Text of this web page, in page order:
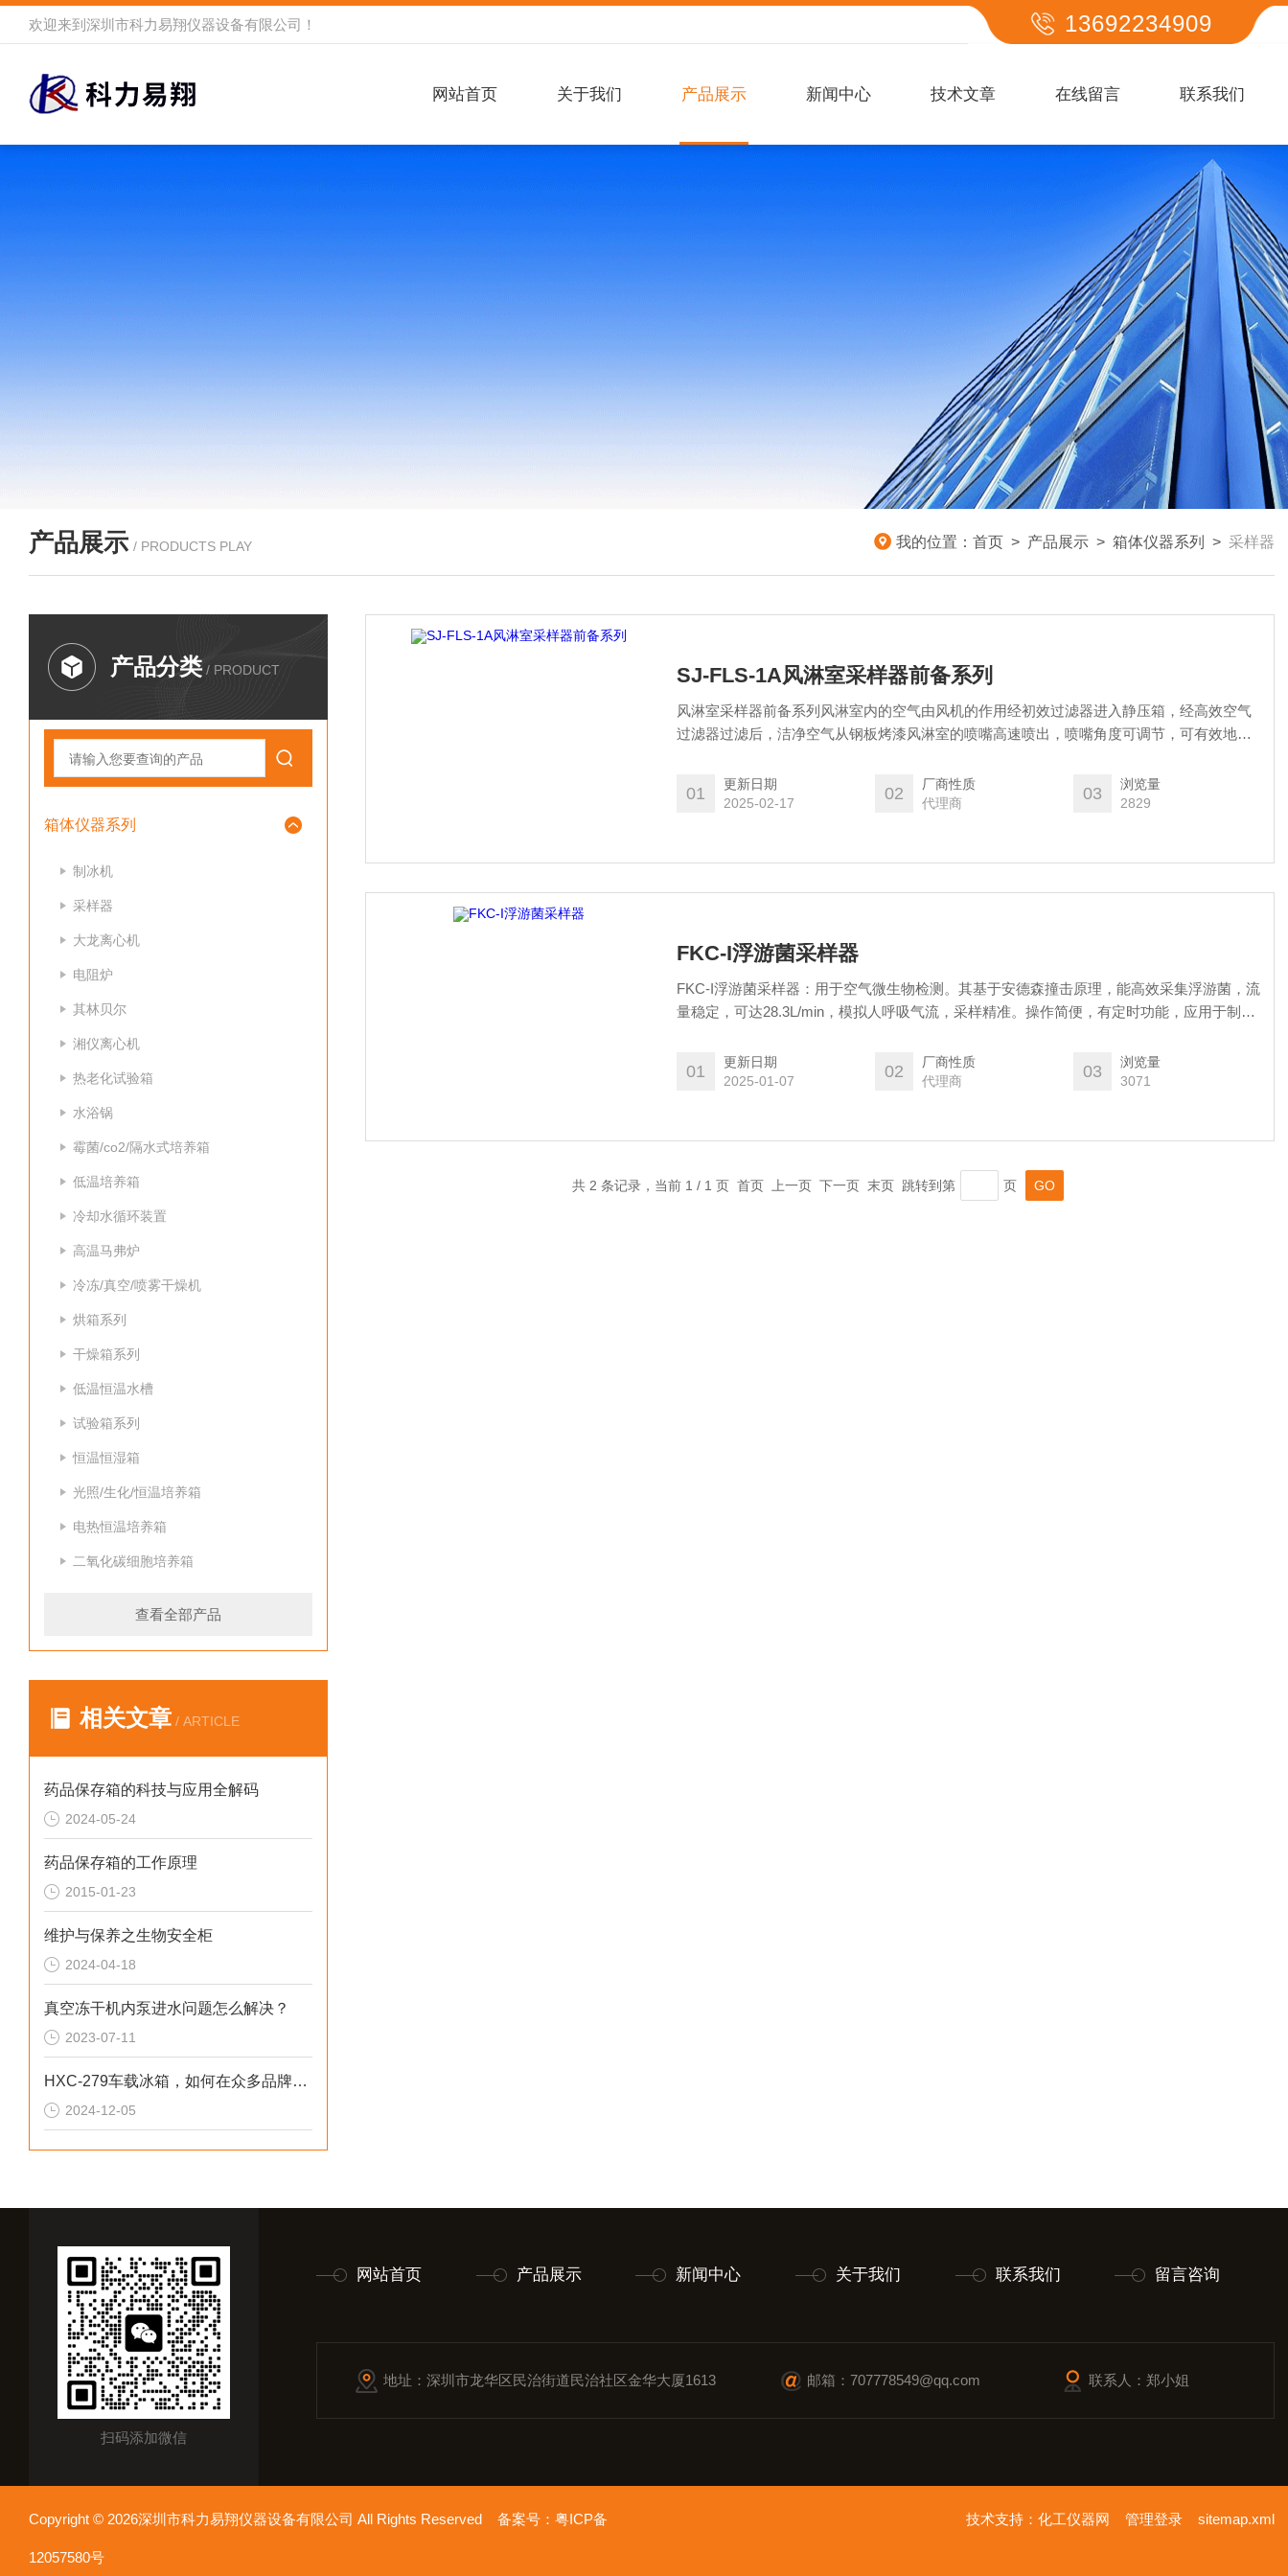
欢迎来到 深圳市科力易翔仪器设备有限公司 ！ 13692234909
网站首页 关于我们 产品展示 新闻中心 技术文章 在线留言 联系我们
产品展示 / PRODUCTS PLAY 我的位置： 首页 > 产品展示 > 箱体仪器系列 > 采样器
产品分类 / PRODUCT
箱体仪器系列
制冰机
采样器
大龙离心机
电阻炉
其林贝尔
湘仪离心机
热老化试验箱
水浴锅
霉菌/co2/隔水式培养箱
低温培养箱
冷却水循环装置
高温马弗炉
冷冻/真空/喷雾干燥机
烘箱系列
干燥箱系列
低温恒温水槽
试验箱系列
恒温恒湿箱
光照/生化/恒温培养箱
电热恒温培养箱
二氧化碳细胞培养箱
查看全部产品
相关文章 / ARTICLE
药品保存箱的科技与应用全解码
2024-05-24
药品保存箱的工作原理
2015-01-23
维护与保养之生物安全柜
2024-04-18
真空冻干机内泵进水问题怎么解决？
2023-07-11
HXC-279车载冰箱，如何在众多品牌中脱颖而出？
2024-12-05
SJ-FLS-1A风淋室采样器前备系列
风淋室采样器前备系列风淋室内的空气由风机的作用经初效过滤器进入静压箱，经高效空气
过滤器过滤后，洁净空气从钢板烤漆风淋室的喷嘴高速喷出，喷嘴角度可调节，可有效地吹
到风淋的目的。
01
更新日期
2025-02-17
02
厂商性质
代理商
03
浏览量
2829
FKC-I浮游菌采样器
FKC-I浮游菌采样器：用于空气微生物检测。其基于安德森撞击原理，能高效采集浮游菌，流
量稳定，可达28.3L/min，模拟人呼吸气流，采样精准。操作简便，有定时功能，应用于制
01
更新日期
2025-01-07
02
厂商性质
代理商
03
浏览量
3071
共 2 条记录，当前 1 / 1 页 首页 上一页 下一页 末页 跳转到第 页
扫码添加微信
网站首页 产品展示 新闻中心 关于我们 联系我们 留言咨询
地址：深圳市龙华区民治街道民治社区金华大厦1613 邮箱：707778549@qq.com 联系人：郑小姐
Copyright © 2026深圳市科力易翔仪器设备有限公司 All Rights Reserved 备案号： 粤ICP备
12057580号
技术支持： 化工仪器网 管理登录 sitemap.xml